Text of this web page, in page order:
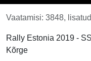
Vaatamisi: 3848,
Rally Estonia 2019 -
Kõrge